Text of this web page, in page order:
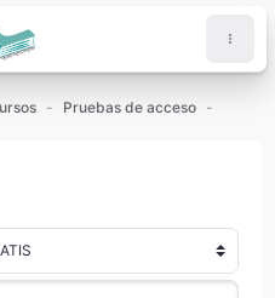
Pruebas de acceso